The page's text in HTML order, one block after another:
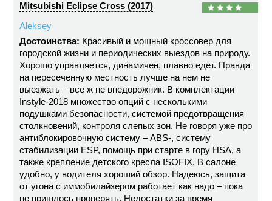
Mitsubishi Eclipse Cross (2017)
Aleksey
Достоинства: Красивый и мощный кроссовер для
городской жизни и периодических выездов на природу.
Хорошо управляется, динамичен, плавно едет. Правда
на пересеченную местность лучше на нем не
выезжать – все ж не внедорожник. В комплектации
Instyle-2018 множество опций с несколькими
подушками безопасности, системой предотвращения
столкновений, контроля слепых зон. Не говоря уже про
антиблокировочную систему – ABS-, систему
стабилизации ESP, помощь при старте в гору HSA, а
также крепление детского кресла ISOFIX. В салоне
удобно, у водителя хороший обзор. Надеюсь, защита
от угона с иммобилайзером работает как надо – пока
не пришлось проверять. Недостатки за время